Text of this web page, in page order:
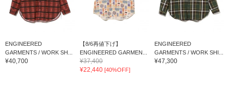
ENGINEERED
GARMENTS / WORK SH...
¥40,700
【8/6再値下げ】
ENGINEERED GARMEN...
¥37,400
¥22,440 [40%OFF]
ENGINEERED
GARMENTS / WORK SHI...
¥47,300